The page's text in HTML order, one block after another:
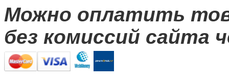
Можно оплатить
без комиссий сайта